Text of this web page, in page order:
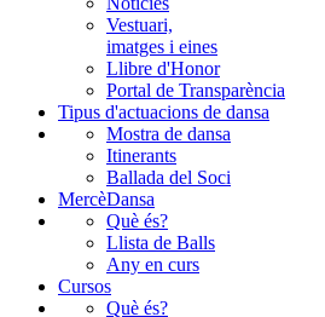
Vestuari,
imatges i eines
Llibre d'Honor
Portal de Transparència
Tipus d'actuacions de dansa
Mostra de dansa
Itinerants
Ballada del Soci
MercèDansa
Què és?
Llista de Balls
Any en curs
Cursos
Què és?